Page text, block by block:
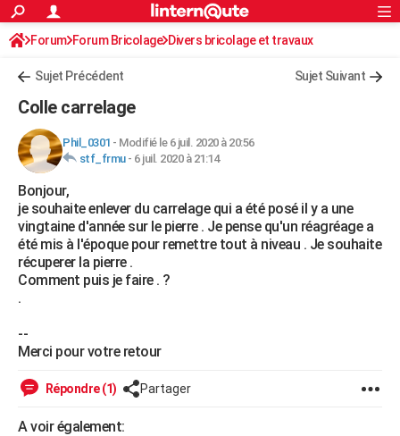
ACTUALITÉS
Politique
Société
Faits Divers
Education
Monde
Villes
+
FINANCE
Retraite
Impôts
Epargne
Immobilier
Risques naturels par ville
Banque
Assurance
Crédit
AUTO
Essais
Réserver un essai
Citadines
Berlines
SUV
Forum auto
+HIGH-TECH
Mobiles
Meilleur smartphone
Internet
Ordinateurs
Jeux vidéo
Guide high-tech
+BRICOLAGE
Forum
Aménagement intérieur
Extérieur
Cuisine
Salle de bains
Jardinage
Rangement
WEEK-END
Art de vivre
Bien-être
Loisirs
ModeModes de vie
SANTE
Alimentation
Guide de la santé
Maladies
Médicaments
Sommeil
VOYAGE
Destinations
City break
Voyage nature
Voyage de noces
Forum
Climat
PHOTO
Rechercher
S'inscrire
Connexion
Forum Forum Bricolage Divers bricolage et travaux
Sujet Précédent Sujet Suivant
Colle carrelage
Phil_0301 - Modifié le 6 juil. 2020 à 20:56
stf_frmu- 6 juil. 2020 à 21:14
Bonjour,
je souhaite enlever du carrelage qui a été posé il y a une
vingtaine d'année sur le pierre . Je pense qu'un réagréage a
été mis à l'époque pour remettre tout à niveau . Je souhaite
récuperer la pierre .
Comment puis je faire . ?
.
--
Merci pour votre retour
Répondre (1) Partager
A voir également: